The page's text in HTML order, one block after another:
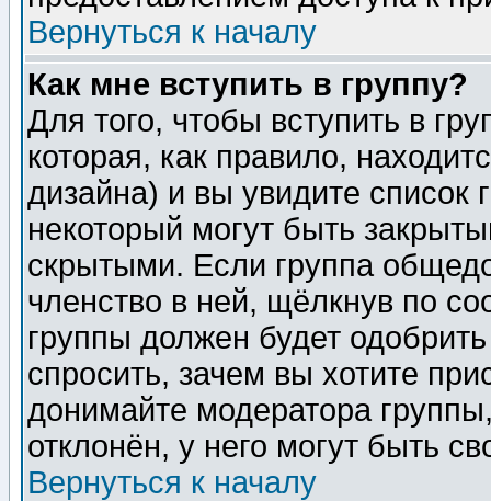
Вернуться к началу
Как мне вступить в группу?
Для того, чтобы вступить в
которая, как правило,
дизайна) и вы увидите список
некоторый могут быть
скрытыми. Если группа
членство в ней, щёлкнув по
группы должен будет
спросить, зачем вы хотите
донимайте модератора
отклонён, у него могут быть
Вернуться к началу